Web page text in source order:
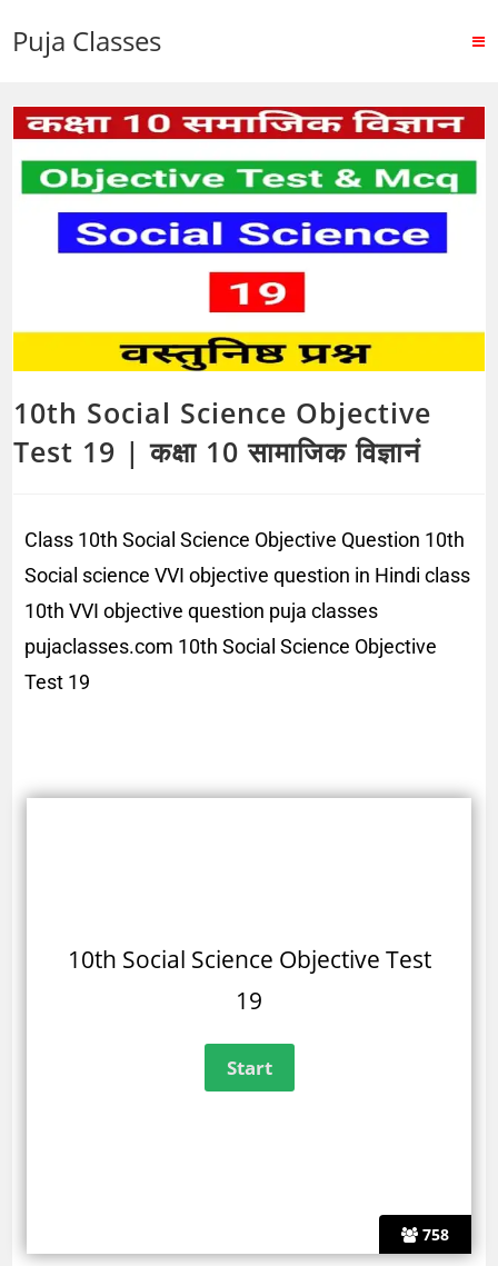
Puja Classes
10th Social Science Objective
Test 19 | कक्षा 10 सामाजिक विज्ञानं
Class 10th Social Science Objective Question 10th
Social science VVI objective question in Hindi class
10th VVI objective question puja classes
pujaclasses.com 10th Social Science Objective
Test 19
758
10th Social Science Objective Test
19